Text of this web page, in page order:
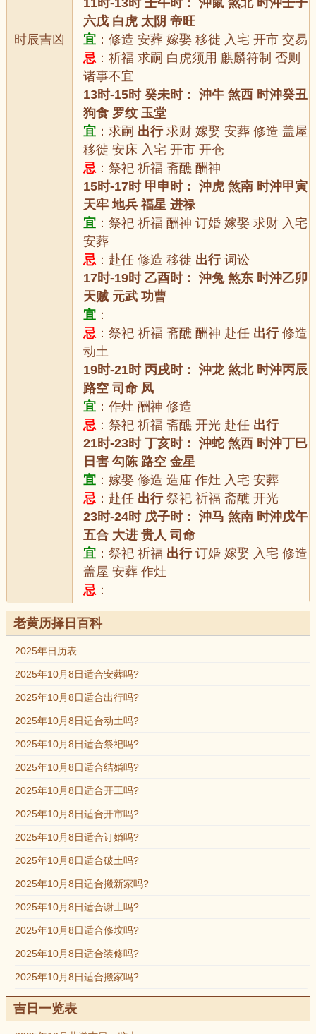
时辰吉凶
11时-13时 壬午时： 沖鼠 煞北 时沖壬子
六戊 白虎 太阴 帝旺
宜 ：修造 安葬 嫁娶 移徙 入宅 开市 交易
忌 ：祈福 求嗣 白虎须用 麒麟符制 否则
诸事不宜
13时-15时 癸未时： 沖牛 煞西 时沖癸丑
狗食 罗纹 玉堂
宜 ：求嗣 出行求财 嫁娶 安葬 修造 盖屋
移徙 安床 入宅 开市 开仓
忌 ：祭祀 祈福 斋醮 酬神
15时-17时 甲申时： 沖虎 煞南 时沖甲寅
天牢 地兵 福星 进禄
宜 ：祭祀 祈福 酬神 订婚 嫁娶 求财 入宅
安葬
忌 ：赴任 修造 移徙 出行词讼
17时-19时 乙酉时： 沖兔 煞东 时沖乙卯
天贼 元武 功曹
宜 ：
忌 ：祭祀 祈福 斋醮 酬神 赴任 出行修造
动土
19时-21时 丙戌时： 沖龙 煞北 时沖丙辰
路空 司命 凤
宜 ：作灶 酬神 修造
忌 ：祭祀 祈福 斋醮 开光 赴任 出行
21时-23时 丁亥时： 沖蛇 煞西 时沖丁巳
日害 勾陈 路空 金星
宜 ：嫁娶 修造 造庙 作灶 入宅 安葬
忌 ：赴任 出行祭祀 祈福 斋醮 开光
23时-24时 戊子时： 沖马 煞南 时沖戊午
五合 大进 贵人 司命
宜 ：祭祀 祈福 出行订婚 嫁娶 入宅 修造
盖屋 安葬 作灶
忌 ：
老黄历择日百科
2025年日历表
2025年10月8日适合安葬吗?
2025年10月8日适合出行吗?
2025年10月8日适合动土吗?
2025年10月8日适合祭祀吗?
2025年10月8日适合结婚吗?
2025年10月8日适合开工吗?
2025年10月8日适合开市吗?
2025年10月8日适合订婚吗?
2025年10月8日适合破土吗?
2025年10月8日适合搬新家吗?
2025年10月8日适合谢土吗?
2025年10月8日适合修坟吗?
2025年10月8日适合装修吗?
2025年10月8日适合搬家吗?
吉日一览表